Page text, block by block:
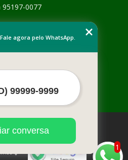
95197-0077
Serviços
à proteção de direitos autorais.
de 19/02/1998)
1
agora pelo WhatsApp.
conversa